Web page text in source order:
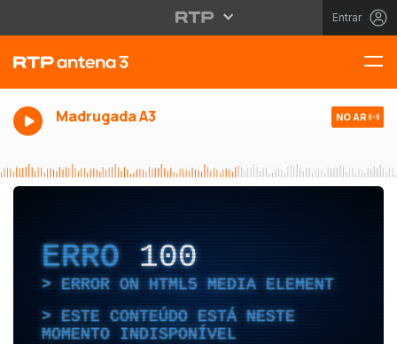
Entrar
Madrugada A3 NO AR
ERRO 100
ERROR ON HTML5 MEDIA ELEMENT
ESTE CONTEÚDO ESTÁ NESTE
MOMENTO INDISPONÍVEL